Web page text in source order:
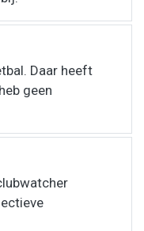
Daar heeft
geen